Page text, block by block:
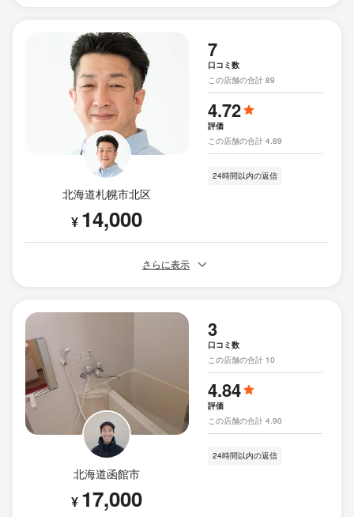
北海道札幌市北区
¥ 14,000
7
口コミ数
この店舗の合計 89
4.72
評価
この店舗の合計 4.89
24時間以内の返信
さらに表示
北海道函館市
¥ 17,000
3
口コミ数
この店舗の合計 10
4.84
評価
この店舗の合計 4.90
24時間以内の返信